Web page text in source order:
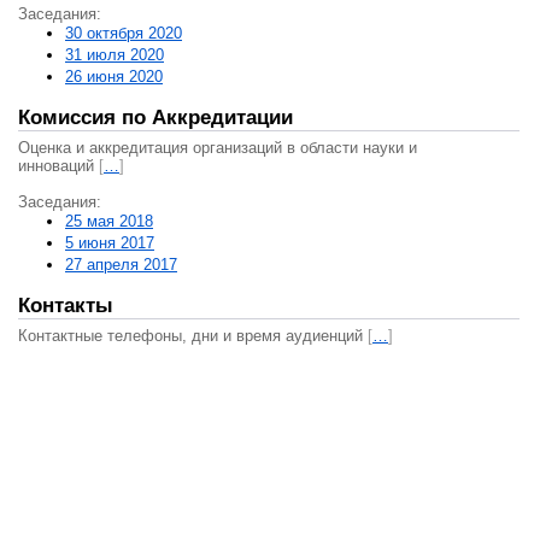
Заседания:
30 октября 2020
31 июля 2020
26 июня 2020
Комиссия по Аккредитации
Оценка и аккредитация организаций в области науки и
инноваций […]
Заседания:
25 мая 2018
5 июня 2017
27 апреля 2017
Контакты
Контактные телефоны, дни и время аудиенций […]